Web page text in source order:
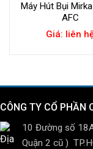
Máy Hút Bụi
AFC
Giá: liên
CÔNG TY CỔ PHẦN
10 Đường số
Quận 2 cũ )